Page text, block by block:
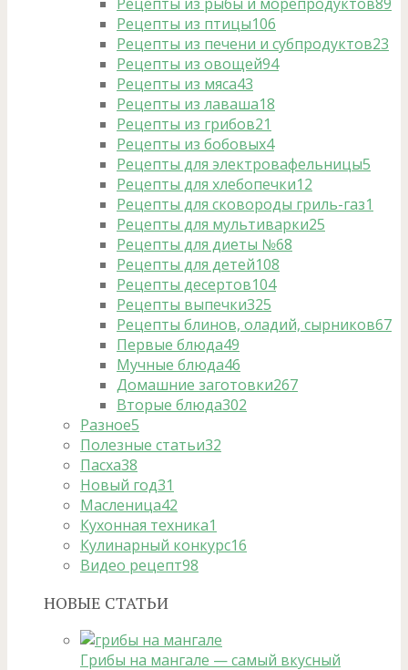
Рецепты из птицы106
Рецепты из печени и субпродуктов23
Рецепты из овощей94
Рецепты из мяса43
Рецепты из лаваша18
Рецепты из грибов21
Рецепты из бобовых4
Рецепты для электровафельницы5
Рецепты для хлебопечки12
Рецепты для сковороды гриль-газ1
Рецепты для мультиварки25
Рецепты для диеты №68
Рецепты для детей108
Рецепты десертов104
Рецепты выпечки325
Рецепты блинов, оладий, сырников67
Первые блюда49
Мучные блюда46
Домашние заготовки267
Вторые блюда302
Разное5
Полезные статьи32
Пасха38
Новый год31
Масленица42
Кухонная техника1
Кулинарный конкурс16
Видео рецепт98
НОВЫЕ СТАТЬИ
Грибы на мангале — самый вкусный